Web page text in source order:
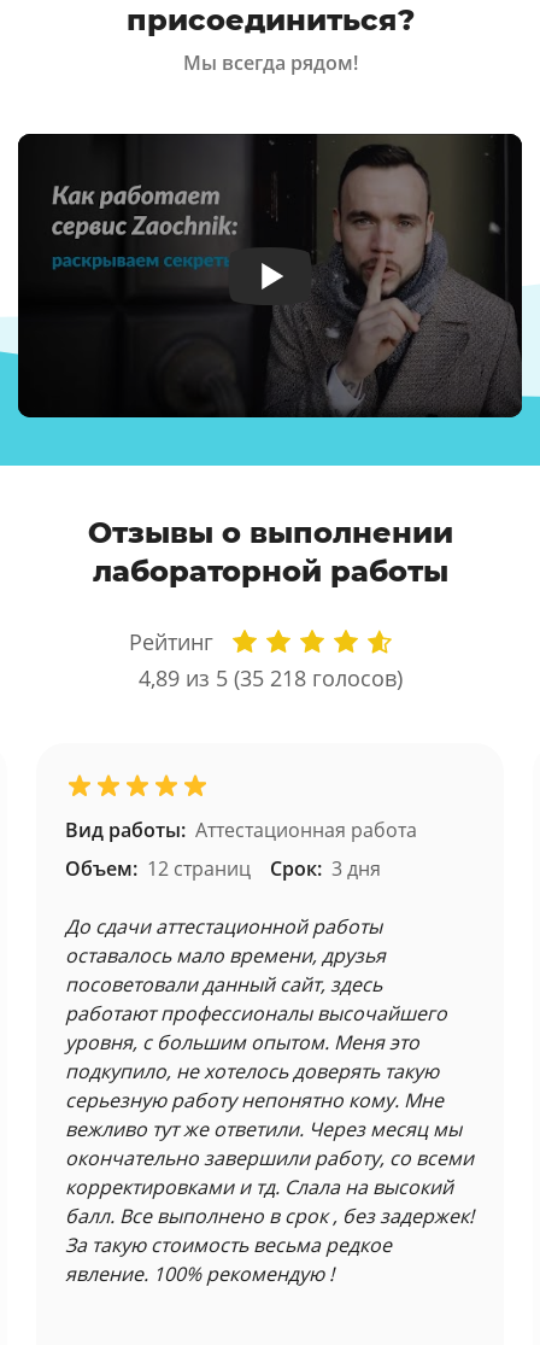
присоединиться?
Мы всегда рядом!
Отзывы о выполнении
лабораторной работы
Рейтинг
4,89 из 5 (35 218голосов)
Вид работы: Аттестационная работа
Объем: 12 страниц Срок: 3 дня
До сдачи аттестационной работы
оставалось мало времени, друзья
посоветовали данный сайт, здесь
работают профессионалы высочайшего
уровня, с большим опытом. Меня это
подкупило, не хотелось доверять такую
серьезную работу непонятно кому. Мне
вежливо тут же ответили. Через месяц мы
окончательно завершили работу, со всеми
корректировками и тд. Слала на высокий
балл. Все выполнено в срок , без задержек!
За такую стоимость весьма редкое
явление. 100% рекомендую !